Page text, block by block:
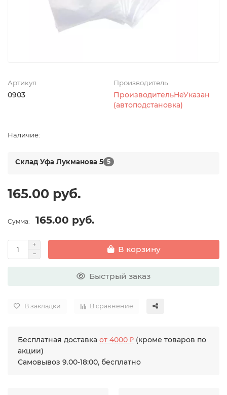
Артикул
0903
Производитель
ПроизводительНеУказан
(автоподстановка)
Наличие:
Склад Уфа Лукманова 5 5
165.00 руб.
Сумма: 165.00 руб.
В корзину
Быстрый заказ
В закладки В сравнение
Бесплатная доставка от 4000 ₽ (кроме товаров по
акции)
Самовывоз 9.00-18:00, бесплатно